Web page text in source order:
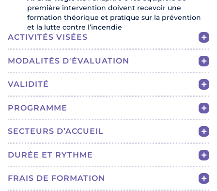
première intervention doivent recevoir une
formation théorique et pratique sur la prévention
et la lutte contre l’incendie
ACTIVITÉS VISÉES
MODALITÉS D'ÉVALUATION
VALIDITÉ
PROGRAMME
SECTEURS D’ACCUEIL
DURÉE ET RYTHME
FRAIS DE FORMATION